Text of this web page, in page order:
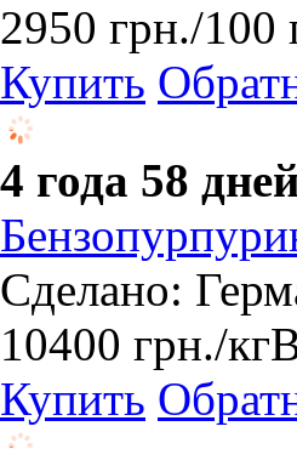
2950 грн./100
Купить
4 года 58
Сделано:
10400 грн./кг
Купить